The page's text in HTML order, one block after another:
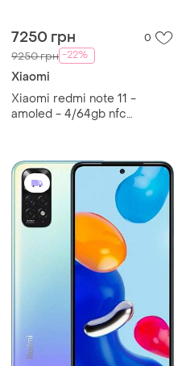
7250 грн 0
9250 грн -22%
Xiaomi
Xiaomi redmi note 11 -
amoled - 4/64gb nfc